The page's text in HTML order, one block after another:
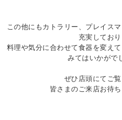
この他にもカトラリー、プレイス
充実しており
料理や気分に合わせて食器を変え
みてはいかがで
ぜひ店頭にてご覧
皆さまのご来店お待